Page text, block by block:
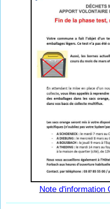
Note d'information